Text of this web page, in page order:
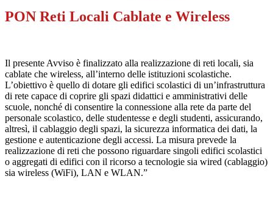
PON Reti Locali Cablate e Wireless
Il presente Avviso è finalizzato alla realizzazione di reti locali, sia
cablate che wireless, all’interno delle istituzioni scolastiche.
L’obiettivo è quello di dotare gli edifici scolastici di un’infrastruttura
di rete capace di coprire gli spazi didattici e amministrativi delle
scuole, nonché di consentire la connessione alla rete da parte del
personale scolastico, delle studentesse e degli studenti, assicurando,
altresì, il cablaggio degli spazi, la sicurezza informatica dei dati, la
gestione e autenticazione degli accessi. La misura prevede la
realizzazione di reti che possono riguardare singoli edifici scolastici
o aggregati di edifici con il ricorso a tecnologie sia wired (cablaggio)
sia wireless (WiFi), LAN e WLAN.”